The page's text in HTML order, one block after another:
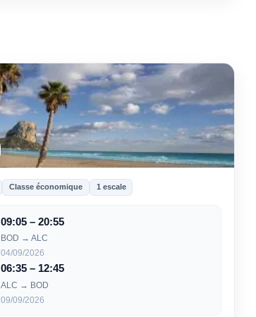
Classe économique 1 escale
09:05 – 20:55
BOD → ALC
04/09/2026
06:35 – 12:45
ALC → BOD
09/09/2026